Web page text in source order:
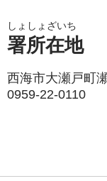
しょしょざいち
署所在地
西海市大瀬戸町
0959-22-0110